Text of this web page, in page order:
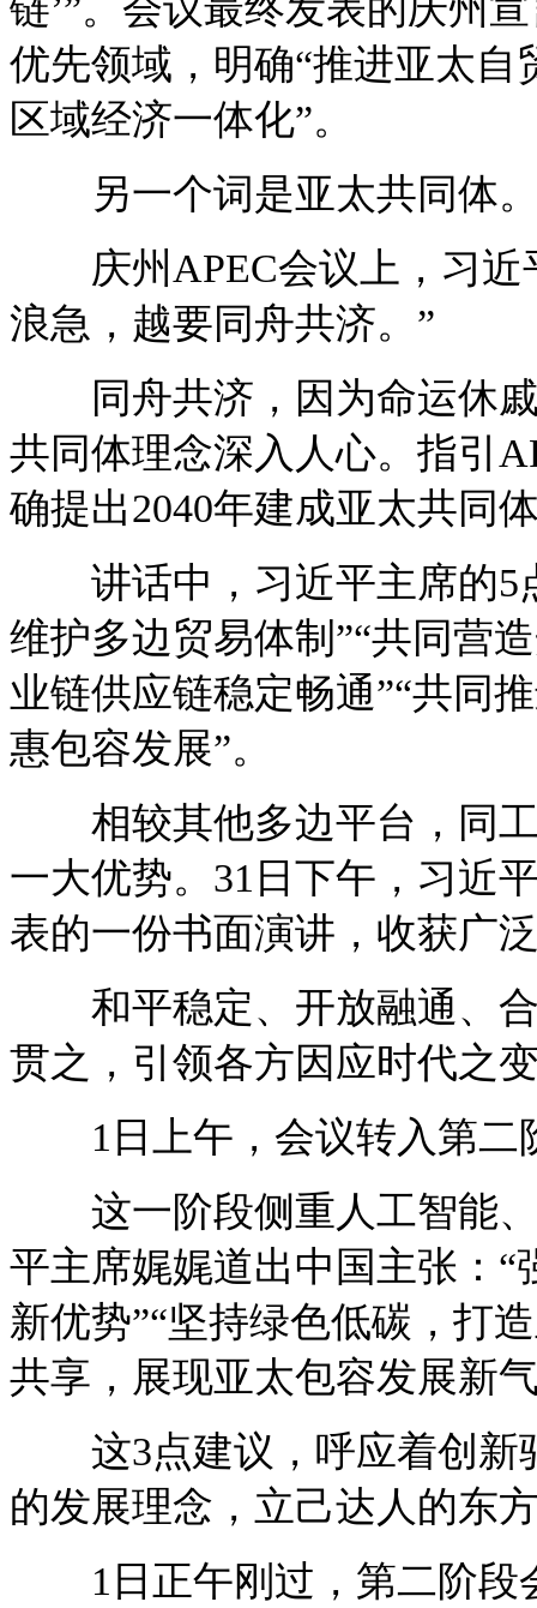
链’”。会议最终发表的庆州
优先领域，明确“推进亚太
区域经济一体化”。
另一个词是亚太共同体
庆州APEC会议上，习近
浪急，越要同舟共济。”
同舟共济，因为命运休戚
共同体理念深入人心。指引
确提出2040年建成亚太共同
讲话中，习近平主席的5
维护多边贸易体制”“共同营
业链供应链稳定畅通”“共同
惠包容发展”。
相较其他多边平台，同工
一大优势。31日下午，习近
表的一份书面演讲，收获广
和平稳定、开放融通、合
贯之，引领各方因应时代之
1日上午，会议转入第二
这一阶段侧重人工智能、
平主席娓娓道出中国主张：
新优势”“坚持绿色低碳，打
共享，展现亚太包容发展新
这3点建议，呼应着创新
的发展理念，立己达人的东
1日正午刚过，第二阶段